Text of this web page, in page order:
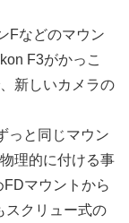
Fなどのマウン
F3がかっこ
新しいカメラの
っと同じマウン
理的に付ける事
マウントから
スクリュー式の